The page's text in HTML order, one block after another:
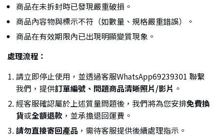
商品在未拆封時已發現嚴重破損。
商品內容物與標示不符（如數量、規格嚴重錯誤）。
商品在有效期限內已出現明顯變質現象。
處理流程：
請立即停止使用，並透過客服WhatsApp69239301 聯繫
我們，提供訂單編號、問題商品清晰照片/影片 。
經客服確認屬於上述質量問題後，我們將為您安排免費換
貨或全額退款 ，並承擔退回運費。
請勿直接寄回產品 ，需待客服提供後續處理指示。